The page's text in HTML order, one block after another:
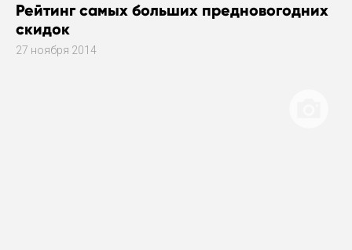
Рейтинг самых больших предновогодних
скидок
27 ноября 2014